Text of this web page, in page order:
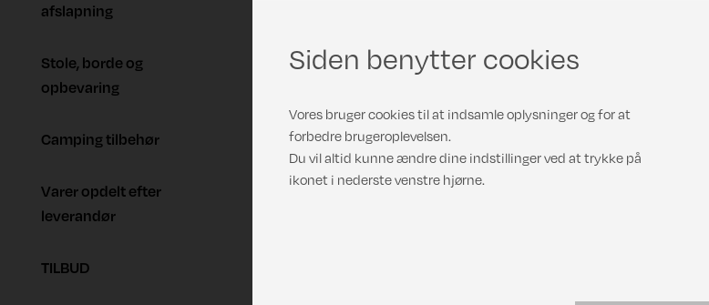
afslapning
Stole, borde og
opbevaring
Camping tilbehør
Varer opdelt efter
leverandør
TILBUD
Siden benytter cookies
Vores bruger cookies til at indsamle oplysninger og for at
forbedre brugeroplevelsen.
Du vil altid kunne ændre dine indstillinger ved at trykke på
ikonet i nederste venstre hjørne.